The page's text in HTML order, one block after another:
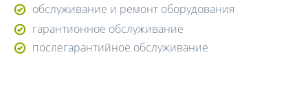
обслуживание и ремонт оборудования
гарантионное обслуживание
послегарантийное обслуживание